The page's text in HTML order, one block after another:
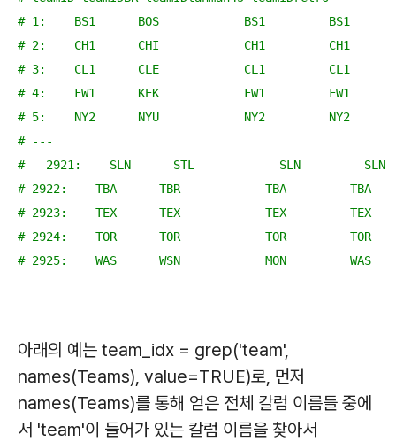
# 1:    BS1      BOS            BS1         BS1
# 2:    CH1      CHI            CH1         CH1
# 3:    CL1      CLE            CL1         CL1
# 4:    FW1      KEK            FW1         FW1
# 5:    NY2      NYU            NY2         NY2
# ---
#   2921:    SLN      STL            SLN         SLN
# 2922:    TBA      TBR            TBA         TBA
# 2923:    TEX      TEX            TEX         TEX
# 2924:    TOR      TOR            TOR         TOR
# 2925:    WAS      WSN            MON         WAS
아래의 예는 team_idx = grep('team',
names(Teams), value=TRUE)로, 먼저
names(Teams)를 통해 얻은 전체 칼럼 이름들 중에
서 'team'이 들어가 있는 칼럼 이름을 찾아서